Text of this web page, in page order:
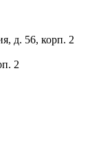
д. 56, корп. 2
2